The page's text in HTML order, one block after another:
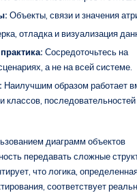
Объекты, связи и значения
отладка и визуализация
Сосредоточьтесь на
а не на всей системе.
Наилучшим образом работает
классов, последовательностей
диаграмм объектов
передавать сложные
что логика,
соответствует